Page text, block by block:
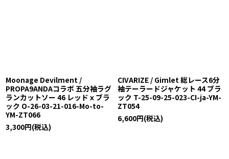
Moonage Devilment /
PROPA9ANDAコラボ 五分袖ラグ
ランカットソー 46 レッドｘブラ
ック O-26-03-21-016-Mo-to-
YM-ZT066
3,300円(税込)
CIVARIZE / Gimlet 総レース6分
袖テーラードジャケット 44 ブラ
ック T-25-09-25-023-CI-ja-YM-
ZT054
6,600円(税込)